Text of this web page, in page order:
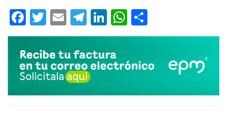
Facebook
Twitter
EmailTelegram
LinkedIn
WhatsApp